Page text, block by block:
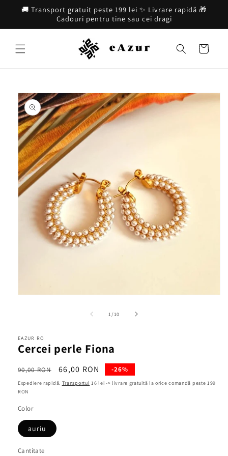
Salt la
🚚 Transport gratuit peste 199 lei ✨ Livrare rapidă 🎁
Cadouri pentru tine sau cei dragi
Coș
informațiile
despre
produs
o
fereastră
modală
1 /din
10
EAZUR RO
Cercei perle Fiona
Preț
obișnuit
90,00 RON
Preț
redus
66,00 RON -26%
Expediere rapidă. Transportul 16 lei -> livrare gratuită la orice comandă peste 199
RON
Color
auriu
Cantitate
Cantitate